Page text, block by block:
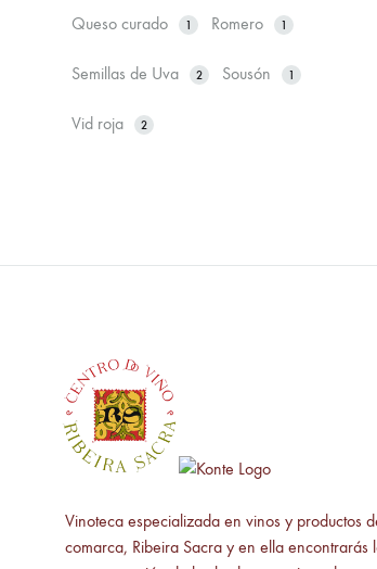
Queso curado 1 Romero 1
Semillas de Uva 2 Sousón 1
Vid roja 2
Vinoteca especializada en vinos y productos
comarca, Ribeira Sacra y en ella encontrarás